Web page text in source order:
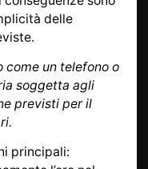
delle
come un telefono o
soggetta agli
previsti per il
principali: